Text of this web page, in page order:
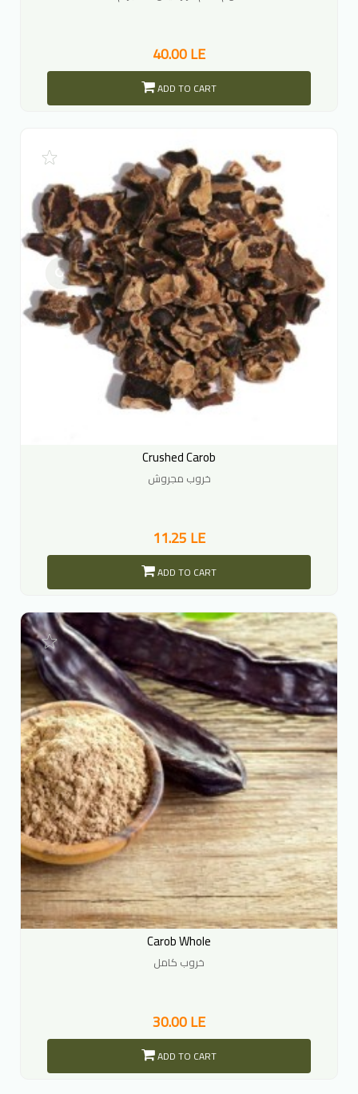
40.00 LE
ADD TO CART
Crushed Carob
خروب مجروش
11.25 LE
ADD TO CART
Carob Whole
خروب كامل
30.00 LE
ADD TO CART